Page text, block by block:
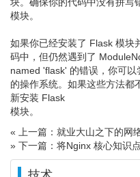
模块。
如果你已经安装了 Flask 模块
码中，但仍然遇到了
named 'flask' 的错误，你可
的操作系统。如果这些方法都
新安装 Flask
模块。
« 上一篇：就业大山之下的网
» 下一篇：将Nginx 核心知识